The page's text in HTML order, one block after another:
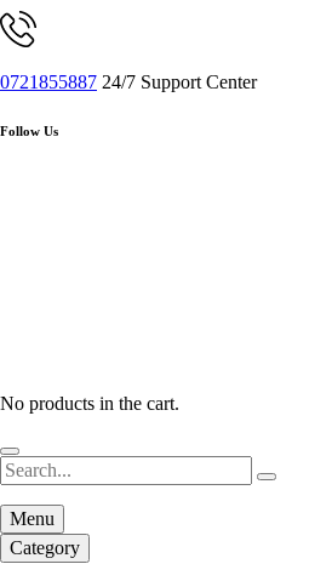
0721855887 24/7 Support Center
Follow Us
No products in the cart.
Menu
Category